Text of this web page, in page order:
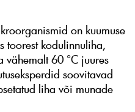
on kuumuse
toorest kodulinnuliha,
vähemalt 60 °C juures
soovitavad
liha või munade